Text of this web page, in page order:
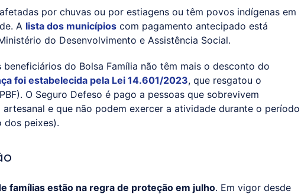
por chuvas ou por estiagens ou têm povos indígenas em
A lista dos municípioscom pagamento antecipado está
do Desenvolvimento e Assistência Social.
beneficiários do Bolsa Família não têm mais o desconto do
foi estabelecida pela Lei 14.601/2023, que resgatou o
O Seguro Defeso é pago a pessoas que sobrevivem
e que não podem exercer a atividade durante o período
dos peixes).
famílias estão na regra de proteção em julho. Em vigor desde